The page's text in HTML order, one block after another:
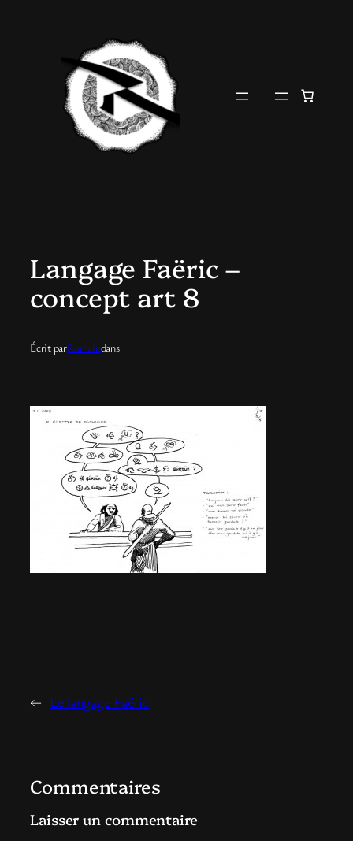
Langage Faëric –
concept art 8
Écrit parRomaindans
← Le langage Faëric
Commentaires
Laisser un commentaire